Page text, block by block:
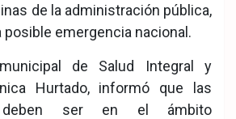
de la administración pública,
posible emergencia nacional.
de Salud Integral y
Hurtado, informó que las
deben ser en el ámbito